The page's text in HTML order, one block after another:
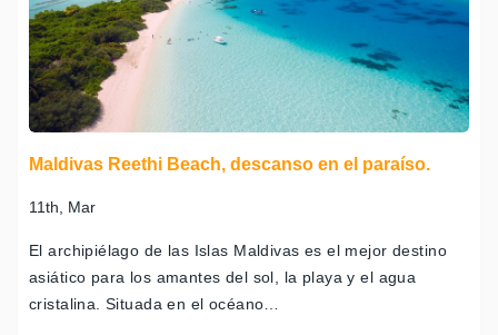
Maldivas Reethi Beach, descanso en el paraíso.
11th, Mar
El archipiélago de las Islas Maldivas es el mejor destino
asiático para los amantes del sol, la playa y el agua
cristalina. Situada en el océano…